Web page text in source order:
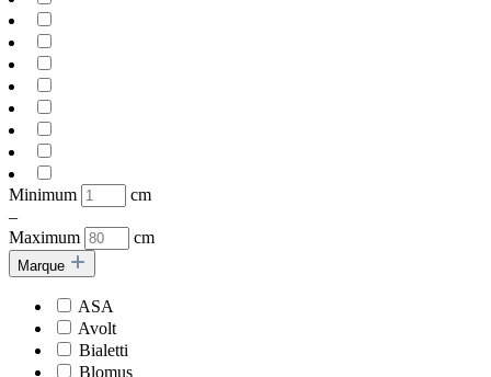
Minimum
cm
–
Maximum
cm
Marque
ASA
Avolt
Bialetti
Blomus